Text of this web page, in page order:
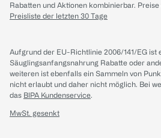
Rabatten und Aktionen kombinierbar.
Preisliste der letzten 30 Tage
Aufgrund der EU-Richtlinie 2006/141/EG ist
Säuglingsanfangsnahrung Rabatte oder
weiteren ist ebenfalls ein Sammeln von
nicht erlaubt und daher nicht möglich. Bei
das BIPA Kundenservice.
MwSt. gesenkt